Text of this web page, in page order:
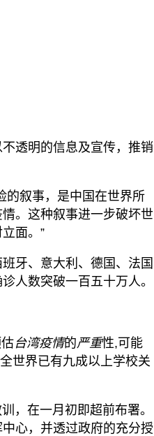
透明的信息及宣传，推销
的叙事，是中国在世界所
。这种叙事进一步破坏世
面。”
牙、意大利、德国、法国
人数突破一百五十万人。
台湾疫情的严重性,可能
世界已有九成以上学校关
，在一月初即超前布署。
心，并透过政府的充分授